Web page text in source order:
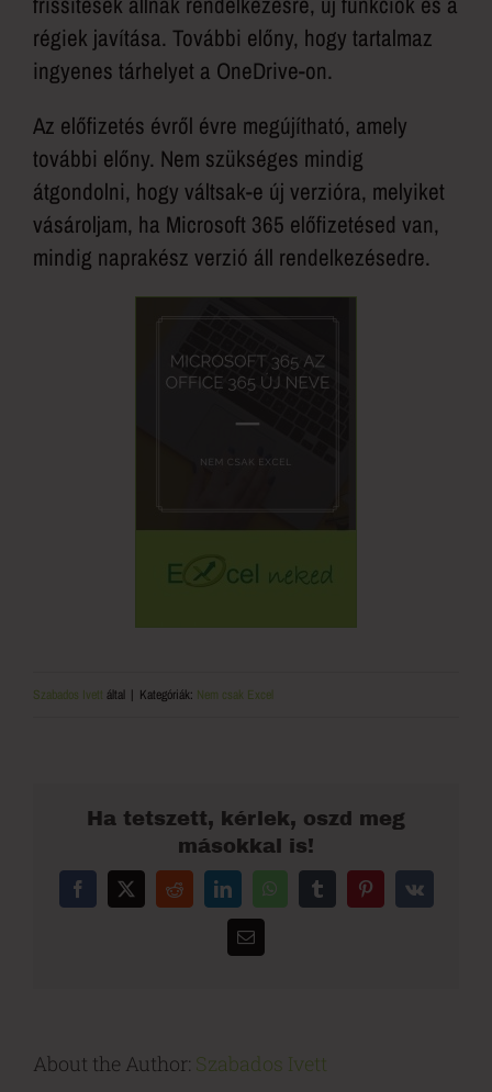
régiek javítása. További előny, hogy tartalmaz
ingyenes tárhelyet a OneDrive-on.
Az előfizetés évről évre megújítható, amely
további előny. Nem szükséges mindig
átgondolni, hogy váltsak-e új verzióra, melyiket
vásároljam, ha Microsoft 365 előfizetésed van,
mindig naprakész verzió áll rendelkezésedre.
Szabados Ivett által | Kategóriák: Nem csak Excel
Ha tetszett, kérlek, oszd meg
másokkal is!
Facebook
X RedditLinkedInWhatsAppTumblrPinterest
Vk
Email:
About the Author: Szabados Ivett